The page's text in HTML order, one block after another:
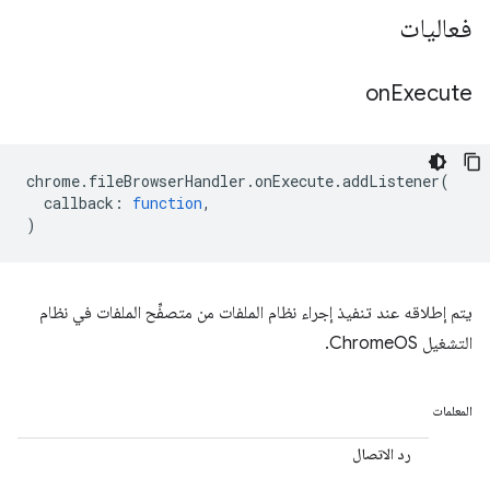
فعاليات
onExecute
chrome. fileBrowserHandler .onExecute.addListener(
callback : function,
)
يتم إطلاقه عند تنفيذ إجراء نظام الملفات من متصفِّح الملفات في نظام
التشغيل ChromeOS.
المعلمات
رد الاتصال